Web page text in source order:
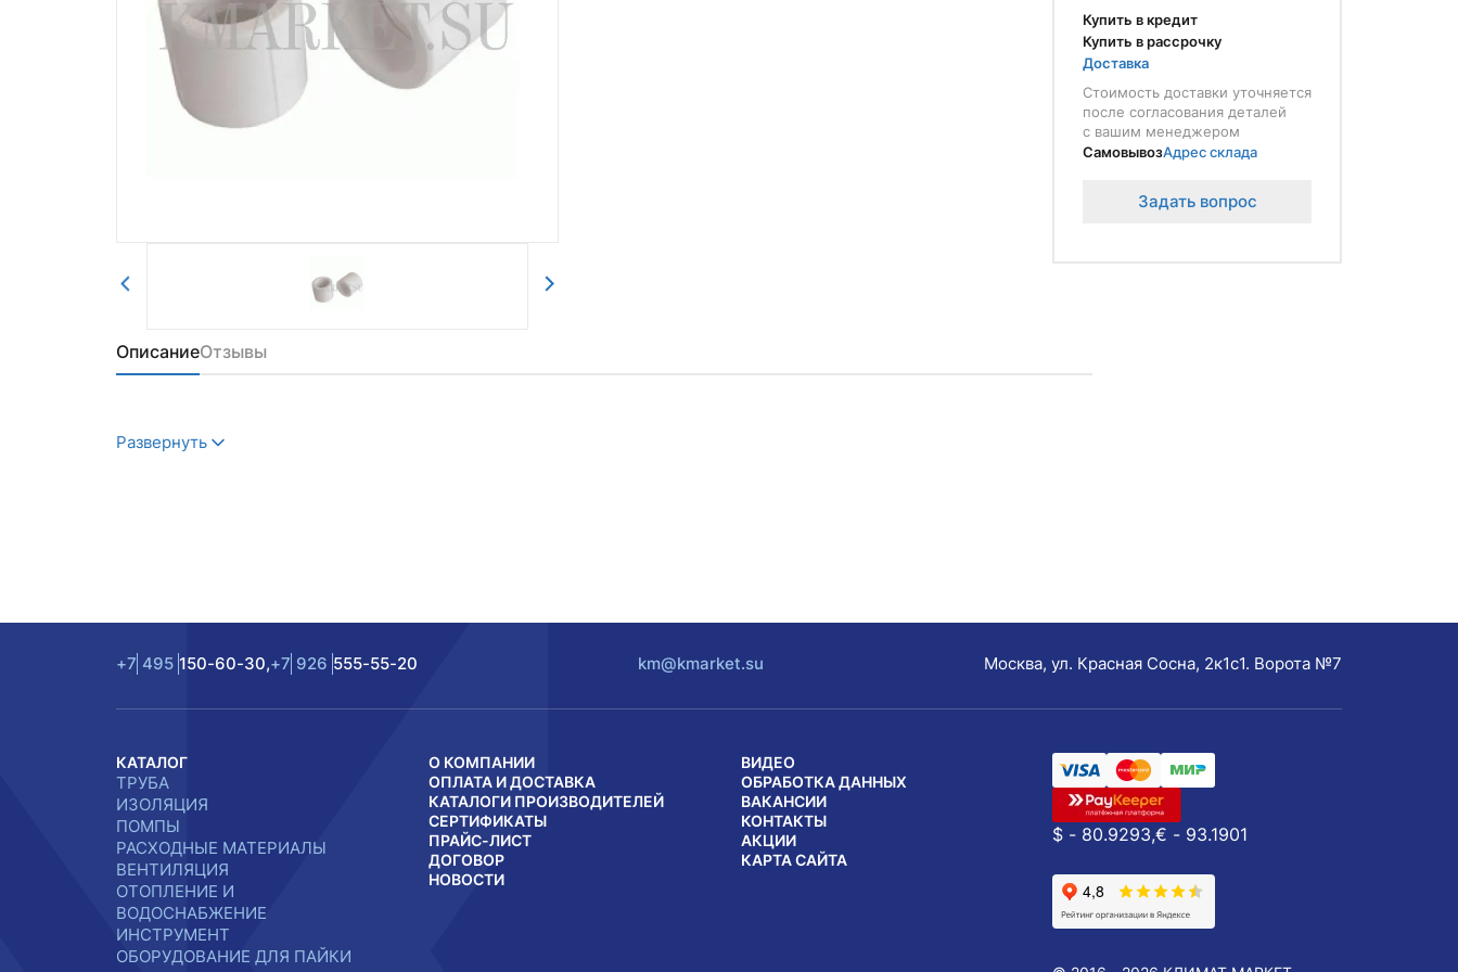
Купить в кредит
Купить в рассрочку
Доставка
Стоимость доставки уточняется
после согласования деталей
с вашим менеджером
СамовывозАдрес склада
Задать вопрос
ОписаниеОтзывы
Развернуть
Авторизоваться
+7 495 150-60-30,+7 926 555-55-20 km@kmarket.su Москва, ул. Красная Сосна, 2к1с1. Ворота №7
КАТАЛОГ
ТРУБА
ИЗОЛЯЦИЯ
ПОМПЫ
РАСХОДНЫЕ МАТЕРИАЛЫ
ВЕНТИЛЯЦИЯ
ОТОПЛЕНИЕ И
ВОДОСНАБЖЕНИЕ
ИНСТРУМЕНТ
ОБОРУДОВАНИЕ ДЛЯ ПАЙКИ
О КОМПАНИИ
ОПЛАТА И ДОСТАВКА
КАТАЛОГИ ПРОИЗВОДИТЕЛЕЙ
СЕРТИФИКАТЫ
ПРАЙС-ЛИСТ
ДОГОВОР
НОВОСТИ
ВИДЕО
ОБРАБОТКА ДАННЫХ
ВАКАНСИИ
КОНТАКТЫ
АКЦИИ
КАРТА САЙТА
$ - 80.9293,€ - 93.1901